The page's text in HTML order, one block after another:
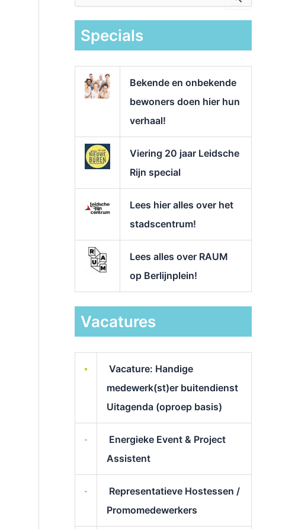
k
Specials
Bekende en onbekende
bewoners doen hier hun
verhaal!
Viering 20 jaar Leidsche
Rijn special
Lees hier alles over het
stadscentrum!
Lees alles over RAUM
op Berlijnplein!
Vacatures
Vacature: Handige
medewerk(st)er buitendienst
Uitagenda (oproep basis)
Energieke Event & Project
Assistent
Representatieve Hostessen /
Promomedewerkers